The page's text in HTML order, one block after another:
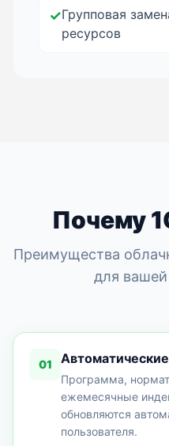
✓Групповая
ресурсов
Почему
Преимущества
для вашей
01
Программа,
ежемесячные
обновляются
пользователя.